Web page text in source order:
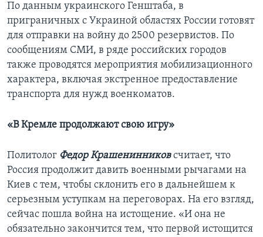
По данным украинского Генштаба, в
приграничных с Украиной областях России готовят
для отправки на войну до 2500 резервистов. По
сообщениям СМИ, в ряде российских городов
также проводятся мероприятия мобилизационного
характера, включая экстренное предоставление
транспорта для нужд военкоматов.
«В Кремле продолжают свою игру»
Политолог Федор Крашенинниковсчитает, что
Россия продолжит давить военными рычагами на
Киев с тем, чтобы склонить его в дальнейшем к
серьезным уступкам на переговорах. На его взгляд,
сейчас пошла война на истощение. «И она не
обязательно закончится тем, что первой истощится